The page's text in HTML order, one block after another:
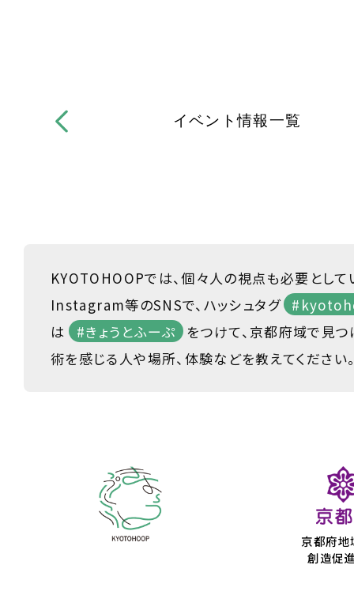
イベント情報一覧
KYOTOHOOPでは、個々人の視点も必要として
Instagram等のSNSで、ハッシュタグ
は
#きょうとふーぷ
をつけて、京都府域で見
術を感じる人や場所、体験などを教えてください
京都府地
創造促